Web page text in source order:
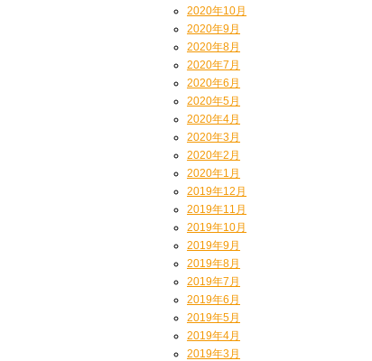
2020年10月
2020年9月
2020年8月
2020年7月
2020年6月
2020年5月
2020年4月
2020年3月
2020年2月
2020年1月
2019年12月
2019年11月
2019年10月
2019年9月
2019年8月
2019年7月
2019年6月
2019年5月
2019年4月
2019年3月